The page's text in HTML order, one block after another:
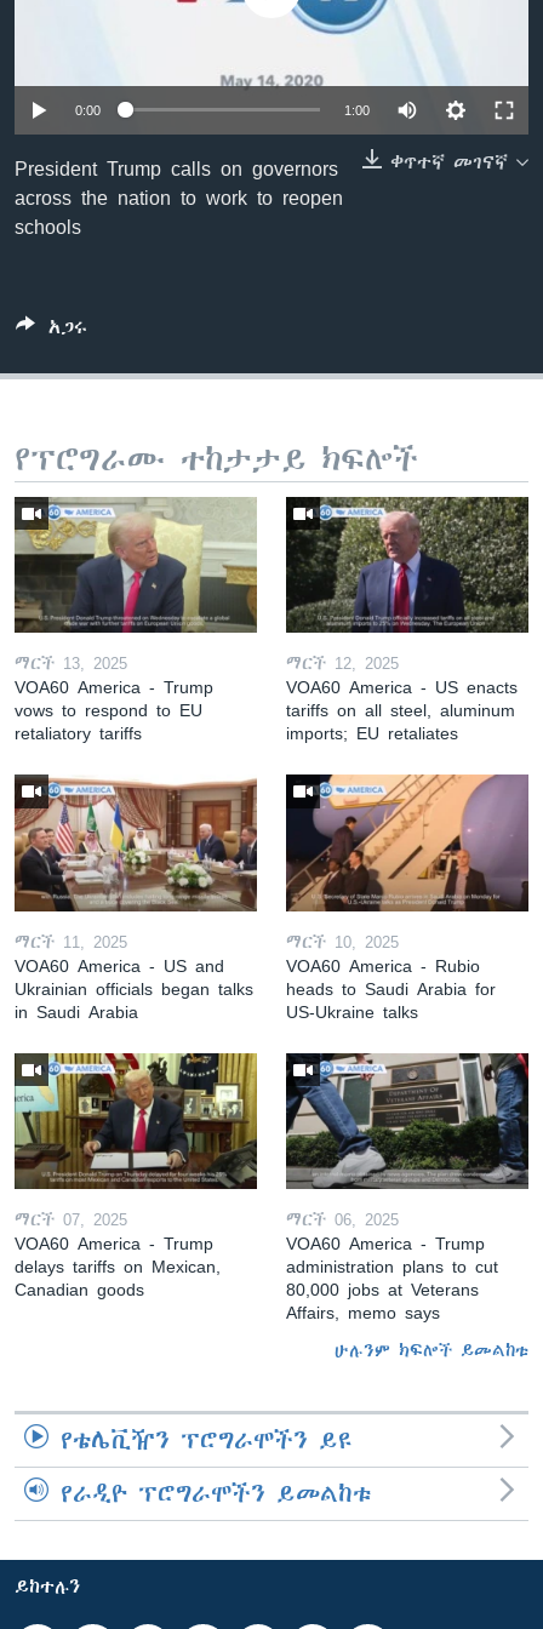
ቋንቋዎች
0:00 1:00
ቀጥተኛ መገናኛ
President Trump calls on governors
across the nation to work to reopen
schools
አጋሩ
የፕሮግራሙ ተከታታይ ክፍሎች
ማርች 13, 2025
VOA60 America - Trump
vows to respond to EU
retaliatory tariffs
ማርች 12, 2025
VOA60 America - US enacts
tariffs on all steel, aluminum
imports; EU retaliates
ማርች 11, 2025
VOA60 America - US and
Ukrainian officials began talks
in Saudi Arabia
ማርች 10, 2025
VOA60 America - Rubio
heads to Saudi Arabia for
US-Ukraine talks
ማርች 07, 2025
VOA60 America - Trump
delays tariffs on Mexican,
Canadian goods
ማርች 06, 2025
VOA60 America - Trump
administration plans to cut
80,000 jobs at Veterans
Affairs, memo says
ሁሉንም ክፍሎች ይመልከቱ
የቴሌቪዥን ፕሮግራሞችን ይዩ
የራዲዮ ፕሮግራሞችን ይመልከቱ
ይከተሉን